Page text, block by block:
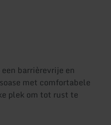
barrièrevrije en
met comfortabele
plek om tot rust te